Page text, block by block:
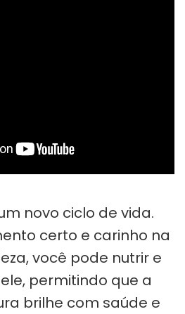
novo ciclo de vida.
certo e carinho na
você pode nutrir e
permitindo que a
brilhe com saúde e